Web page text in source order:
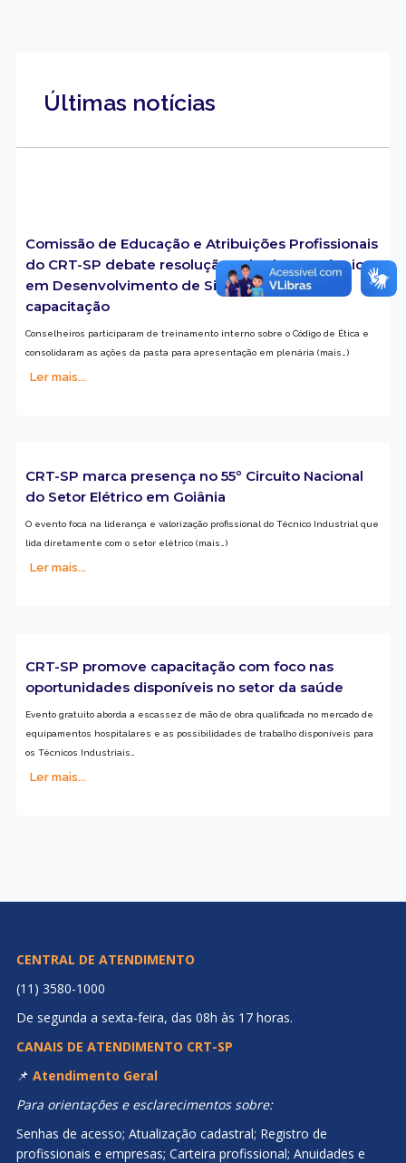
Últimas notícias
Comissão de Educação e Atribuições Profissionais
do CRT-SP debate resolução voltada aos Técnicos
em Desenvolvimento de Sistemas e ações de
capacitação
Conselheiros participaram de treinamento interno sobre o Código de Ética e
consolidaram as ações da pasta para apresentação em plenária (mais…)
Ler mais...
CRT-SP marca presença no 55º Circuito Nacional
do Setor Elétrico em Goiânia
O evento foca na liderança e valorização profissional do Técnico Industrial que
lida diretamente com o setor elétrico (mais…)
Ler mais...
CRT-SP promove capacitação com foco nas
oportunidades disponíveis no setor da saúde
Evento gratuito aborda a escassez de mão de obra qualificada no mercado de
equipamentos hospitalares e as possibilidades de trabalho disponíveis para
os Técnicos Industriais…
Ler mais...
CENTRAL DE ATENDIMENTO
(11) 3580-1000
De segunda a sexta-feira, das 08h às 17 horas.
CANAIS DE ATENDIMENTO CRT-SP
📌 Atendimento Geral
Para orientações e esclarecimentos sobre:
Senhas de acesso; Atualização cadastral; Registro de
profissionais e empresas; Carteira profissional; Anuidades e